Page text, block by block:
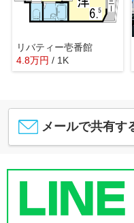
リバティー壱番館
4.8万円 / 1K
メールで共有す